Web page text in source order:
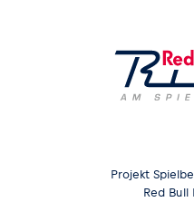
Projekt
Red Bull